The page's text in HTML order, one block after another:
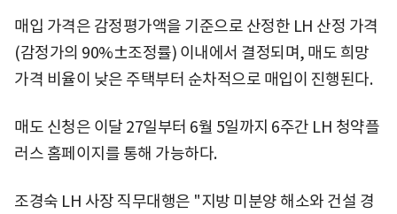
매입 가격은 감정평가액을 기준으로 산정한 LH 산정 가격
(감정가의 90%±조정률) 이내에서 결정되며, 매도 희망
가격 비율이 낮은 주택부터 순차적으로 매입이 진행된다.
매도 신청은 이달 27일부터 6월 5일까지 6주간 LH 청약플
러스 홈페이지를 통해 가능하다.
조경숙 LH 사장 직무대행은 "지방 미분양 해소와 건설 경